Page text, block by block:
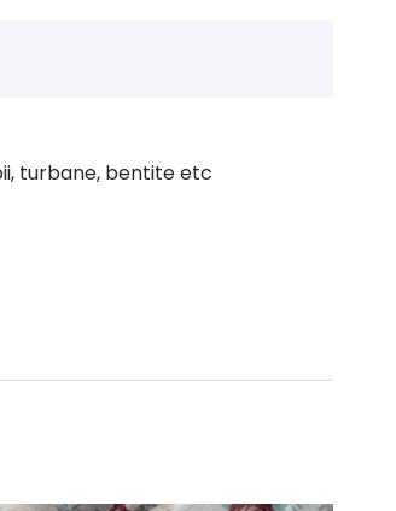
turbane, bentite etc